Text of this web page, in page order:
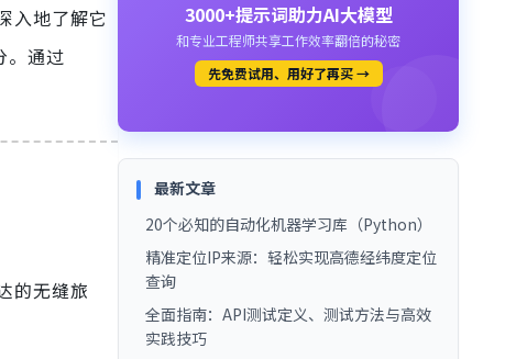
入地了解它
。通过
的无缝旅
3000+提示词助力AI大模型
和专业工程师共享工作效率翻倍的秘密
先免费试用、用好了再买 →
最新文章
20个必知的自动化机器学习库（Python）
精准定位IP来源：轻松实现高德经纬度定位
查询
全面指南：API测试定义、测试方法与高效
实践技巧